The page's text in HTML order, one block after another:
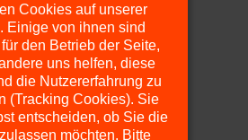
Erlebnistag
Cookies auf unserer
Einige von ihnen sind
den Betrieb der Seite,
uns helfen, diese
die Nutzererfahrung zu
(Tracking Cookies). Sie
entscheiden, ob Sie die
möchten. Bitte